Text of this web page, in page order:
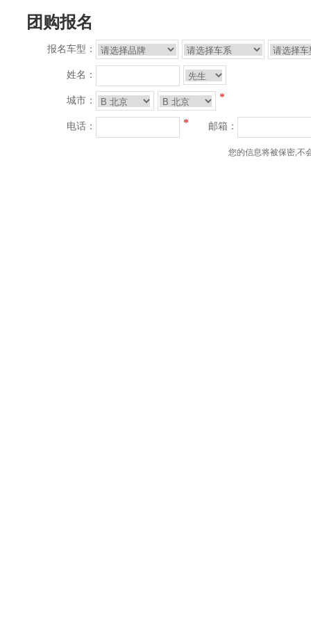
团购报名
报名车型：
姓名：
城市： *
电话： * 邮箱：
您的信息将被保密,不